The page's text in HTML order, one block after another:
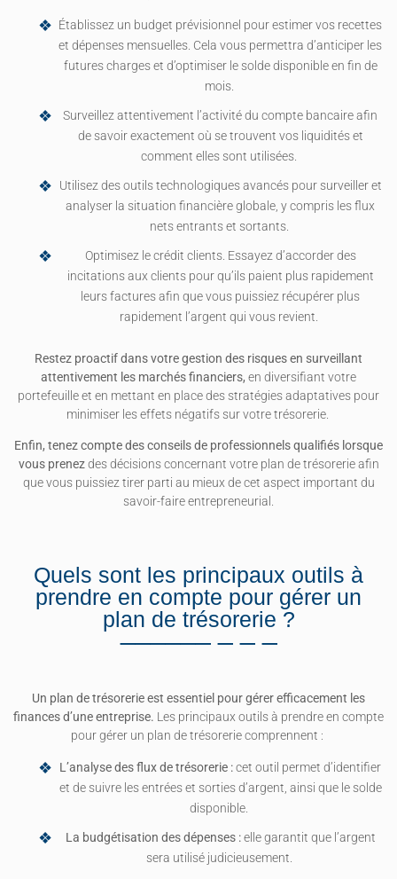
Établissez un budget prévisionnel pour estimer vos recettes
et dépenses mensuelles. Cela vous permettra d’anticiper les
futures charges et d’optimiser le solde disponible en fin de
mois.
Surveillez attentivement l’activité du compte bancaire afin
de savoir exactement où se trouvent vos liquidités et
comment elles sont utilisées.
Utilisez des outils technologiques avancés pour surveiller et
analyser la situation financière globale, y compris les flux
nets entrants et sortants.
Optimisez le crédit clients. Essayez d’accorder des
incitations aux clients pour qu’ils paient plus rapidement
leurs factures afin que vous puissiez récupérer plus
rapidement l’argent qui vous revient.
Restez proactif dans votre gestion des risques en surveillant
attentivement les marchés financiers, en diversifiant votre
portefeuille et en mettant en place des stratégies adaptatives pour
minimiser les effets négatifs sur votre trésorerie.
Enfin, tenez compte des conseils de professionnels qualifiés lorsque
vous prenezdes décisions concernant votre plan de trésorerie afin
que vous puissiez tirer parti au mieux de cet aspect important du
savoir-faire entrepreneurial.
Quels sont les principaux outils à
prendre en compte pour gérer un
plan de trésorerie ?
Un plan de trésorerie est essentiel pour gérer efficacement les
finances d’une entreprise. Les principaux outils à prendre en compte
pour gérer un plan de trésorerie comprennent :
L’analyse des flux de trésorerie :cet outil permet d’identifier
et de suivre les entrées et sorties d’argent, ainsi que le solde
disponible.
La budgétisation des dépenses :elle garantit que l’argent
sera utilisé judicieusement.